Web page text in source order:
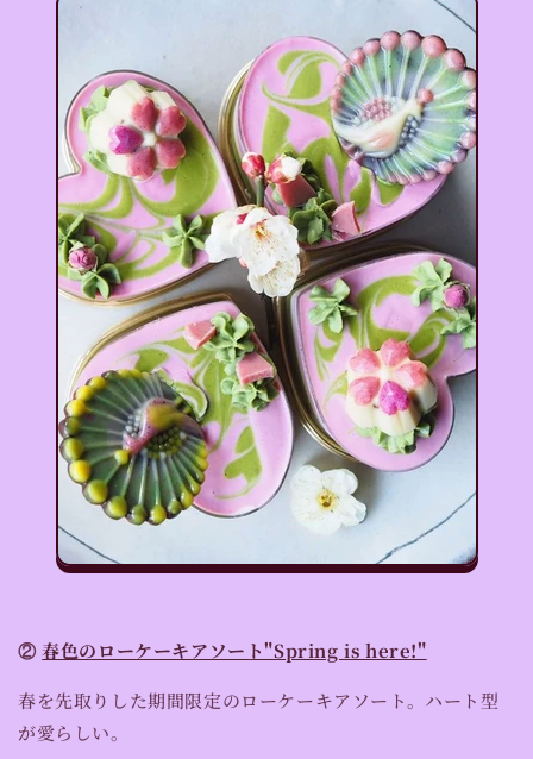
②春色のローケーキアソート"Spring is here!"
春を先取りした期間限定のローケーキアソート。ハート型
が愛らしい。